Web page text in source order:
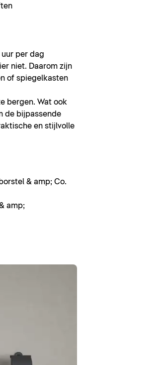
per dag
niet. Daarom zijn
of spiegelkasten
bergen. Wat ook
de bijpassende
en stijlvolle
& amp; Co.
amp;